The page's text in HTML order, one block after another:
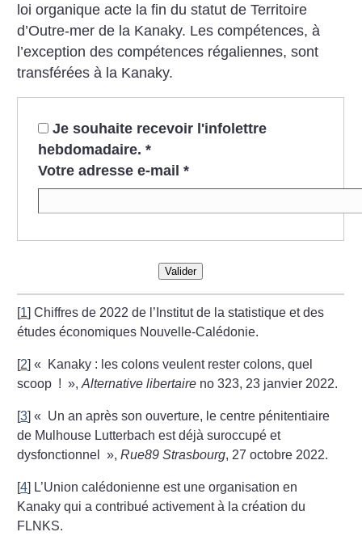
loi organique acte la fin du statut de Territoire
d’Outre-mer de la Kanaky. Les compétences, à
l’exception des compétences régaliennes, sont
transférées à la Kanaky.
Je souhaite recevoir l'infolettre
hebdomadaire. *
Votre adresse e-mail *
Valider
[1]Chiffres de 2022 de l’Institut de la statistique et des
études économiques Nouvelle-Calédonie.
[2]«
Kanaky : les colons veulent rester colons, quel
scoop ! »,Alternative libertaire no 323, 23 janvier 2022.
[3]« Un an après son ouverture, le centre pénitentiaire
de Mulhouse Lutterbach est déjà suroccupé et
dysfonctionnel
»,Rue89 Strasbourg, 27 octobre 2022.
[4] L’Union calédonienne est une organisation en
Kanaky qui a contribué activement à la création du
FLNKS.